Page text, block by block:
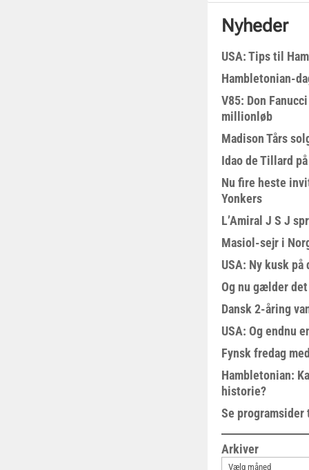
Nyheder
USA: Tips til
Hambletonian-
V85: Don
millionløb
Madison Tårs
Idao de Tillard
Nu fire heste
Yonkers
L’Amiral J S J
Masiol-sejr i
USA: Ny kusk på
Og nu gælder
Dansk 2-åring
USA: Og endnu
Fynsk fredag
Hambletonian:
historie?
Se
Arkiver